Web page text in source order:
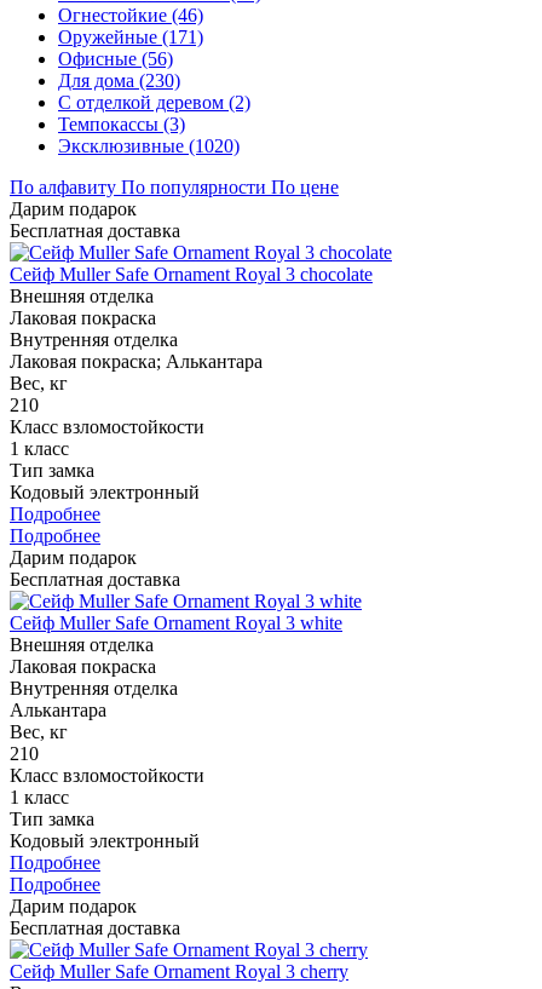
Огнестойкие (46)
Оружейные (171)
Офисные (56)
Для дома (230)
С отделкой деревом (2)
Темпокассы (3)
Эксклюзивные (1020)
По алфавиту По популярности По цене
Дарим подарок
Бесплатная доставка
Сейф Muller Safe Ornament Royal 3 chocolate
Внешняя отделка
Лаковая покраска
Внутренняя отделка
Лаковая покраска; Алькантара
Вес, кг
210
Класс взломостойкости
1 класс
Тип замка
Кодовый электронный
Подробнее
Подробнее
Дарим подарок
Бесплатная доставка
Сейф Muller Safe Ornament Royal 3 white
Внешняя отделка
Лаковая покраска
Внутренняя отделка
Алькантара
Вес, кг
210
Класс взломостойкости
1 класс
Тип замка
Кодовый электронный
Подробнее
Подробнее
Дарим подарок
Бесплатная доставка
Сейф Muller Safe Ornament Royal 3 cherry